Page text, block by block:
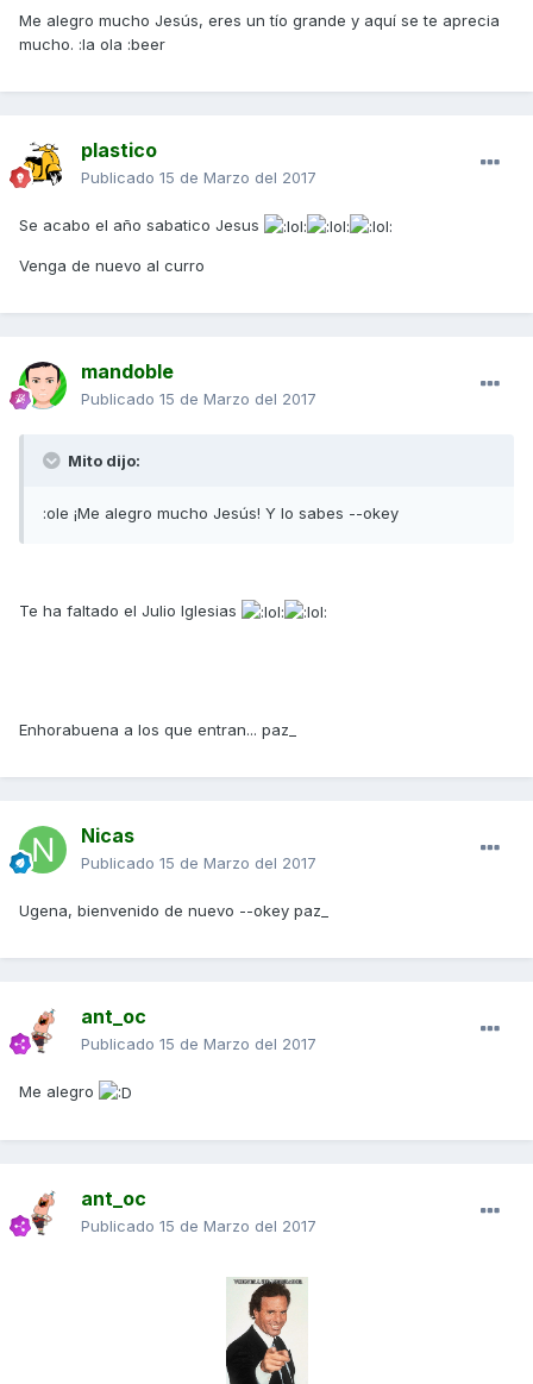
Me alegro mucho Jesús, eres un tío grande y aquí se te aprecia
mucho. :la ola :beer
plastico
Publicado 15 de Marzo del 2017
Se acabo el año sabatico Jesus
Venga de nuevo al curro
mandoble
Publicado 15 de Marzo del 2017
Mito dijo:
:ole ¡Me alegro mucho Jesús! Y lo sabes --okey
Te ha faltado el Julio Iglesias
Enhorabuena a los que entran... paz_
Nicas
Publicado 15 de Marzo del 2017
Ugena, bienvenido de nuevo --okey paz_
ant_oc
Publicado 15 de Marzo del 2017
Me alegro
ant_oc
Publicado 15 de Marzo del 2017